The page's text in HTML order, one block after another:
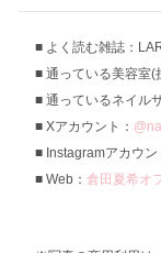
よく読む雑誌：
通っている美容室
通っているネイル
Xアカウント：
Instagramアカウン
Web： 倉田夏希オ